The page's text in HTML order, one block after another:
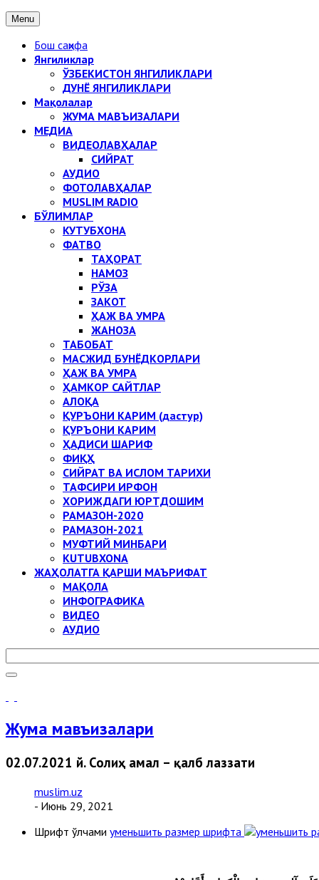
Menu
Бош саҳифа
Янгиликлар
ЎЗБЕКИСТОН ЯНГИЛИКЛАРИ
ДУНЁ ЯНГИЛИКЛАРИ
Мақолалар
ЖУМА МАВЪИЗАЛАРИ
МЕДИА
ВИДЕОЛАВҲАЛАР
СИЙРАТ
АУДИО
ФОТОЛАВҲАЛАР
MUSLIM RADIO
БЎЛИМЛАР
КУТУБХОНА
ФАТВО
ТАҲОРАТ
НАМОЗ
РЎЗА
ЗАКОТ
ҲАЖ ВА УМРА
ЖАНОЗА
ТАБОБАТ
МАСЖИД БУНЁДКОРЛАРИ
ҲАЖ ВА УМРА
ҲАМКОР САЙТЛАР
АЛОҚА
ҚУРЪОНИ КАРИМ (дастур)
ҚУРЪОНИ КАРИМ
ҲАДИСИ ШАРИФ
ФИҚҲ
СИЙРАТ ВА ИСЛОМ ТАРИХИ
ТАФСИРИ ИРФОН
ХОРИЖДАГИ ЮРТДОШИМ
РАМАЗОН-2020
РАМАЗОН-2021
МУФТИЙ МИНБАРИ
KUTUBXONA
ЖАҲОЛАТГА ҚАРШИ МАЪРИФАТ
МАҚОЛА
ИНФОГРАФИКА
ВИДЕО
АУДИО
Жума мавъизалари
02.07.2021 й. Солиҳ амал – қалб лаззати
muslim.uz
- Июнь 29, 2021
Шрифт ўлчами уменьшить размер шрифта